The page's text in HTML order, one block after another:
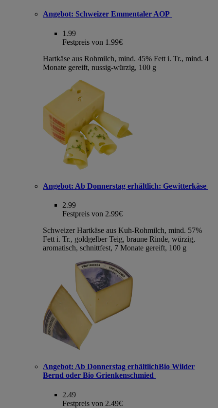
Angebot: Schweizer Emmentaler AOP
1.99
Festpreis von 1.99€
Hartkäse aus Rohmilch, mind. 45% Fett i. Tr., mind. 4
Monate gereift, nussig-würzig, 100 g
Angebot: Ab Donnerstag erhältlich: Gewitterkäse
2.99
Festpreis von 2.99€
Schweizer Hartkäse aus Kuh-Rohmilch, mind. 57%
Fett i. Tr., goldgelber Teig, braune Rinde, würzig,
aromatisch, schnittfest, 7 Monate gereift, 100 g
Angebot: Ab Donnerstag erhältlichBio Wilder
Bernd oder Bio Grienkenschmied
2.49
Festpreis von 2.49€